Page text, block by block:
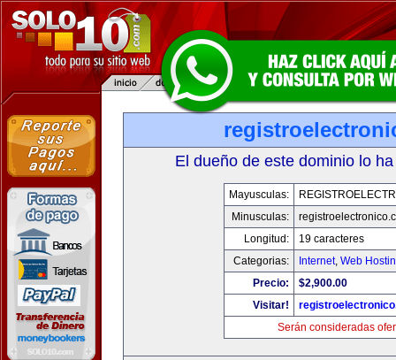
El dueño de este dominio lo
Mayusculas:
Minusculas:
Longitud:
19 caracteres
Categorias:
Internet, Web
Precio:
$2,900.00
Visitar!
Serán consideradas